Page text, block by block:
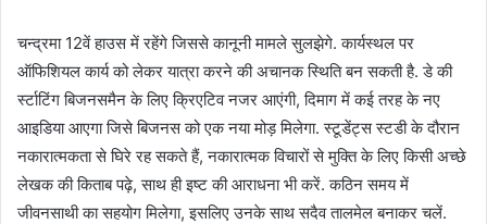
चन्द्रमा 12वें हाउस में रहेंगे जिससे कानूनी मामले सुलझेगे. कार्यस्थल पर
ऑफिशियल कार्य को लेकर यात्रा करने की अचानक स्थिति बन सकती है. डे की
र्स्टाटिंग बिजनसमैन के लिए क्रिएटिव नजर आएंगी, दिमाग में कई तरह के नए
आइडिया आएगा जिसे बिजनस को एक नया मोड़ मिलेगा. स्टूडेंट्स स्टडी के दौरान
नकारात्मकता से घिरे रह सकते हैं, नकारात्मक विचारों से मुक्ति के लिए किसी अच्छे
लेखक की किताब पढ़े, साथ ही इष्ट की आराधना भी करें. कठिन समय में
जीवनसाथी का सहयोग मिलेगा, इसलिए उनके साथ सदैव तालमेल बनाकर चलें.